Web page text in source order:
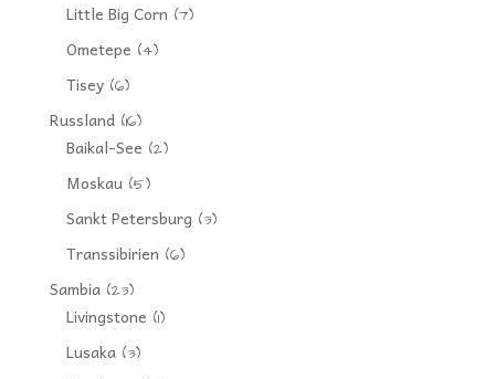
Little Big Corn (7)
Ometepe (4)
Tisey(6)
Russland(16)
Baikal-See (2)
Moskau(5)
Sankt Petersburg (3)
Transsibirien (6)
Sambia(23)
Livingstone (1)
Lusaka(3)